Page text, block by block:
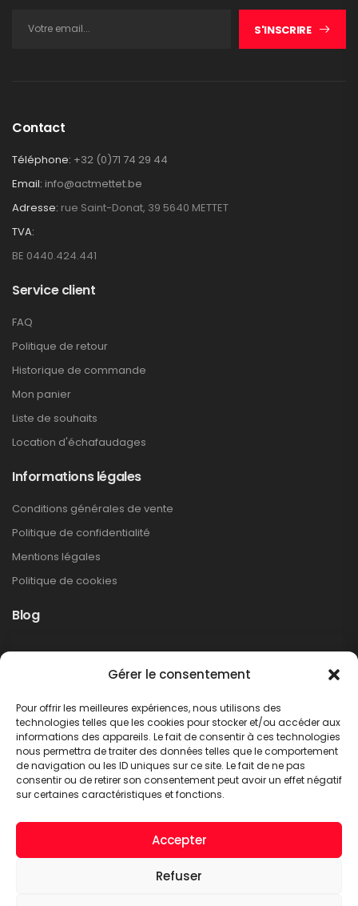
Gérer le consentement
Pour offrir les meilleures expériences, nous utilisons des
technologies telles que les cookies pour stocker et/ou accéder aux
informations des appareils. Le fait de consentir à ces technologies
nous permettra de traiter des données telles que le comportement
de navigation ou les ID uniques sur ce site. Le fait de ne pas
consentir ou de retirer son consentement peut avoir un effet négatif
sur certaines caractéristiques et fonctions.
Accepter
Refuser
S'INSCRIRE
Contact
Téléphone: +32 (0)71 74 29 44
Email: info@actmettet.be
Adresse: rue Saint-Donat, 39 5640 METTET
TVA:
BE 0440.424.441
Service client
FAQ
Politique de retour
Historique de commande
Mon panier
Liste de souhaits
Location d'échafaudages
Informations légales
Conditions générales de vente
Politique de confidentialité
Mentions légales
Politique de cookies
Blog
Non classé
LIRE PLUS